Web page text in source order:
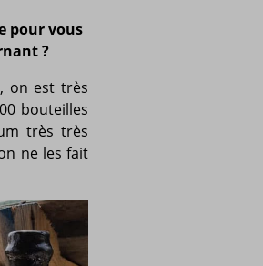
pour vous
?
on est très
bouteilles
très très
ne les fait